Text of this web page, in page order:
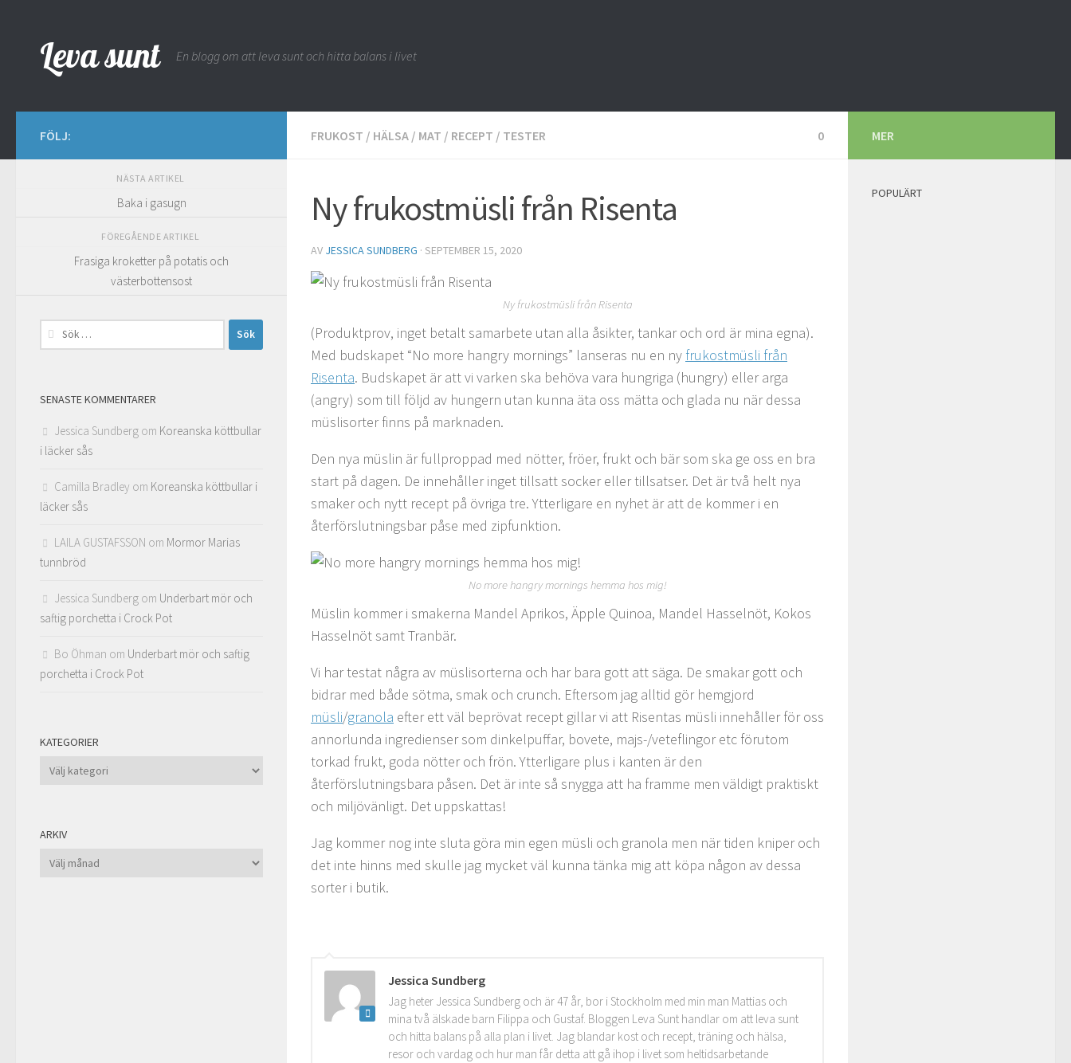
Leva sunt En blogg om att leva sunt och hitta balans i livet
FRUKOST / HÄLSA / MAT / RECEPT / TESTER 0
Ny frukostmüsli från Risenta
AV JESSICA SUNDBERG · SEPTEMBER 15, 2020
Ny frukostmüsli från Risenta
(Produktprov, inget betalt samarbete utan alla åsikter, tankar och ord är mina egna).
Med budskapet “No more hangry mornings” lanseras nu en ny frukostmüsli från
Risenta. Budskapet är att vi varken ska behöva vara hungriga (hungry) eller arga
(angry) som till följd av hungern utan kunna äta oss mätta och glada nu när dessa
müslisorter finns på marknaden.
Den nya müslin är fullproppad med nötter, fröer, frukt och bär som ska ge oss en bra
start på dagen. De innehåller inget tillsatt socker eller tillsatser. Det är två helt nya
smaker och nytt recept på övriga tre. Ytterligare en nyhet är att de kommer i en
återförslutningsbar påse med zipfunktion.
No more hangry mornings hemma hos mig!
Müslin kommer i smakerna Mandel Aprikos, Äpple Quinoa, Mandel Hasselnöt, Kokos
Hasselnöt samt Tranbär.
Vi har testat några av müslisorterna och har bara gott att säga. De smakar gott och
bidrar med både sötma, smak och crunch. Eftersom jag alltid gör hemgjord
müsli/granola efter ett väl beprövat recept gillar vi att Risentas müsli innehåller för oss
annorlunda ingredienser som dinkelpuffar, bovete, majs-/veteflingor etc förutom
torkad frukt, goda nötter och frön. Ytterligare plus i kanten är den
återförslutningsbara påsen. Det är inte så snygga att ha framme men väldigt praktiskt
och miljövänligt. Det uppskattas!
Jag kommer nog inte sluta göra min egen müsli och granola men när tiden kniper och
det inte hinns med skulle jag mycket väl kunna tänka mig att köpa någon av dessa
sorter i butik.
Jessica Sundberg
Jag heter Jessica Sundberg och är 47 år, bor i Stockholm med min man Mattias och
mina två älskade barn Filippa och Gustaf. Bloggen Leva Sunt handlar om att leva sunt
och hitta balans på alla plan i livet. Jag blandar kost och recept, träning och hälsa,
resor och vardag och hur man får detta att gå ihop i livet som heltidsarbetande
FÖLJ:
NÄSTA ARTIKEL
Baka i gasugn
FÖREGÅENDE ARTIKEL
Frasiga kroketter på potatis och
västerbottensost
Sök
efter:
SENASTE KOMMENTARER
Jessica Sundberg om Koreanska köttbullar
i läcker sås
Camilla Bradley om Koreanska köttbullar i
läcker sås
LAILA GUSTAFSSON om Mormor Marias
tunnbröd
Jessica Sundberg om Underbart mör och
saftig porchetta i Crock Pot
Bo Öhman om Underbart mör och saftig
porchetta i Crock Pot
KATEGORIER
Kategorier
ARKIV
Arkiv
MER
POPULÄRT